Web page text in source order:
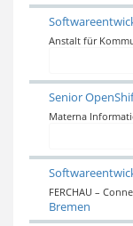
Anstalt für
Senior
Materna
FERCHAU –
Bremen